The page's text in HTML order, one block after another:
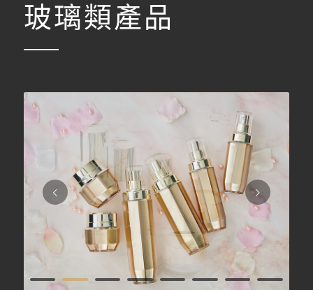
玻璃類產品
下一頁